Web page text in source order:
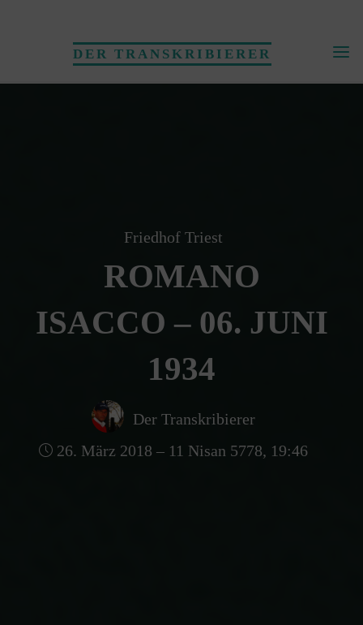
DER TRANSKRIBIERER
Friedhof Triest
ROMANO
ISACCO – 06. JUNI
1934
Der Transkribierer
26. März 2018 – 11 Nisan 5778, 19:46